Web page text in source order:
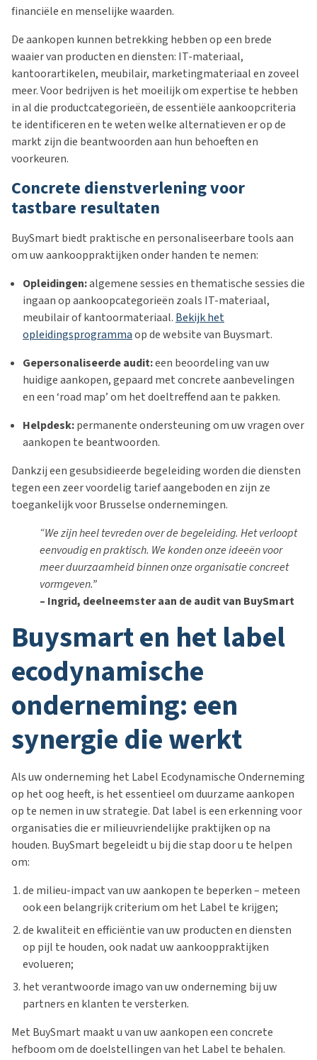
financiële en menselijke waarden.
De aankopen kunnen betrekking hebben op een brede
waaier van producten en diensten: IT-materiaal,
kantoorartikelen, meubilair, marketingmateriaal en zoveel
meer. Voor bedrijven is het moeilijk om expertise te hebben
in al die productcategorieën, de essentiële aankoopcriteria
te identificeren en te weten welke alternatieven er op de
markt zijn die beantwoorden aan hun behoeften en
voorkeuren.
Concrete dienstverlening voor
tastbare resultaten
BuySmart biedt praktische en personaliseerbare tools aan
om uw aankooppraktijken onder handen te nemen:
Opleidingen:algemene sessies en thematische sessies die
ingaan op aankoopcategorieën zoals IT-materiaal,
meubilair of kantoormateriaal. Bekijk het
opleidingsprogrammaop de website van Buysmart.
Gepersonaliseerde audit:een beoordeling van uw
huidige aankopen, gepaard met concrete aanbevelingen
en een ‘road map’ om het doeltreffend aan te pakken.
Helpdesk:permanente ondersteuning om uw vragen over
aankopen te beantwoorden.
Dankzij een gesubsidieerde begeleiding worden die diensten
tegen een zeer voordelig tarief aangeboden en zijn ze
toegankelijk voor Brusselse ondernemingen.
“We zijn heel tevreden over de begeleiding. Het verloopt
eenvoudig en praktisch. We konden onze ideeën voor
meer duurzaamheid binnen onze organisatie concreet
vormgeven.”
– Ingrid, deelneemster aan de audit van BuySmart
buysmart en het label
ecodynamische
onderneming: een
synergie die werkt
Als uw onderneming het Label Ecodynamische Onderneming
op het oog heeft, is het essentieel om duurzame aankopen
op te nemen in uw strategie. Dat label is een erkenning voor
organisaties die er milieuvriendelijke praktijken op na
houden. BuySmart begeleidt u bij die stap door u te helpen
om:
de milieu-impact van uw aankopen te beperken – meteen
ook een belangrijk criterium om het Label te krijgen;
de kwaliteit en efficiëntie van uw producten en diensten
op pijl te houden, ook nadat uw aankooppraktijken
evolueren;
het verantwoorde imago van uw onderneming bij uw
partners en klanten te versterken.
Met BuySmart maakt u van uw aankopen een concrete
hefboom om de doelstellingen van het Label te behalen.